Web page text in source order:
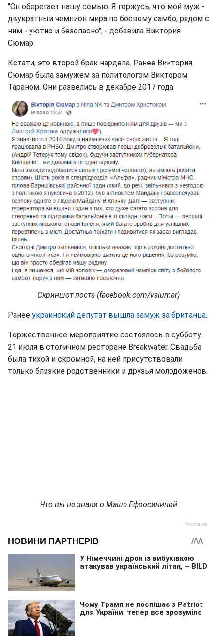
"Он оберегает нашу семью. Я горжусь, что мой муж -
двукратный чемпион мира по боевому самбо, рядом с
ним - уютно и безопасно", - добавила Виктория
Сюмар.
Кстати, это второй брак нардепа. Ранее Виктория
Сюмар была замужем за политологом Виктором
Тараном. Они развелись в декабре 2017 года.
Скриншот поста (facebook.com/vsiumar)
Ранее украинский депутат вышла замуж за британца.
Торжественное мероприятие состоялось в субботу,
21 июля в столичном ресторане Breakwater. Свадьба
была тихой и скромной, на ней присутствовали
только близкие родственники и друзья молодоженов.
Что вы не знали о Маше Ефросининой